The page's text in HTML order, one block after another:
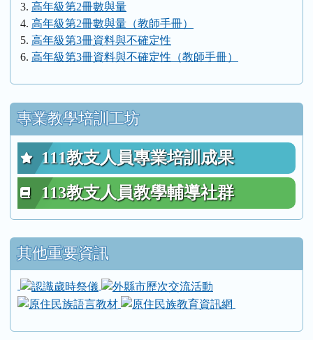
高年級第2冊數與量
高年級第2冊數與量（教師手冊）
高年級第3冊資料與不確定性
高年級第3冊資料與不確定性（教師手冊）
專業教學培訓工坊
111教支人員專業培訓成果
113教支人員教學輔導社群
其他重要資訊
link to https://inde.hlc.edu.tw/modules/
link to https://ebook.alcd.center/